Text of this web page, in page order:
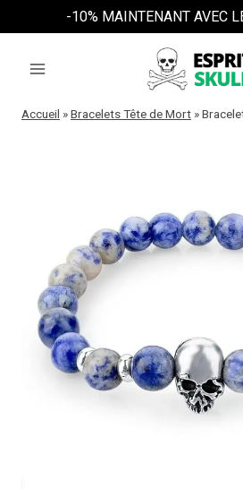
au
-10% MAINTENANT AVEC
Accueil »Bracelets Tête de Mort »